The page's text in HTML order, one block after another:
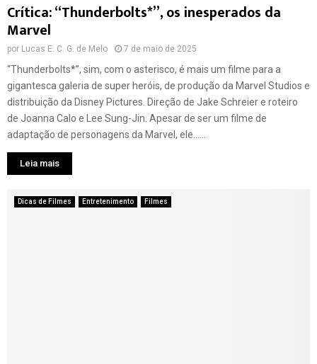
Crítica: “Thunderbolts*”, os inesperados da
Marvel
por Lucas E. C. G. de Melo 7 de maio de 2025
“Thunderbolts*”, sim, com o asterisco, é mais um filme para a
gigantesca galeria de super heróis, de produção da Marvel Studios e
distribuição da Disney Pictures. Direção de Jake Schreier e roteiro
de Joanna Calo e Lee Sung-Jin. Apesar de ser um filme de
adaptação de personagens da Marvel, ele......
Leia mais
Dicas de Filmes Entretenimento Filmes